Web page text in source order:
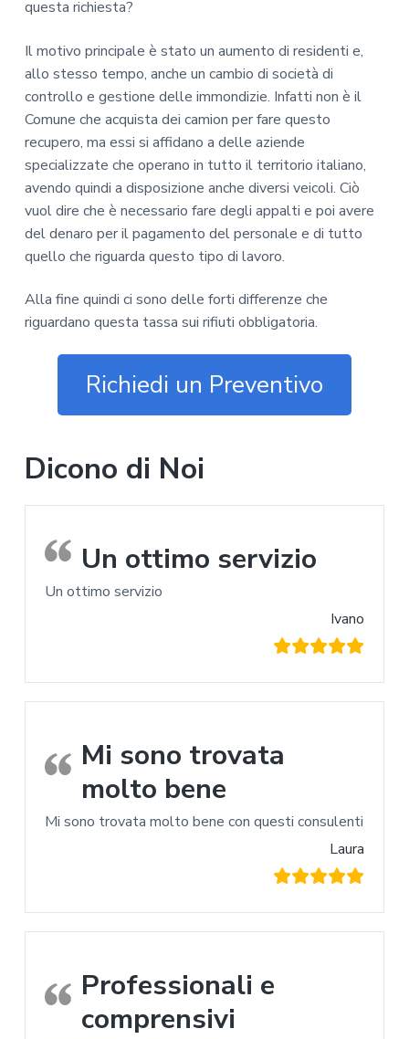
questa richiesta?
Il motivo principale è stato un aumento di residenti e,
allo stesso tempo, anche un cambio di società di
controllo e gestione delle immondizie. Infatti non è il
Comune che acquista dei camion per fare questo
recupero, ma essi si affidano a delle aziende
specializzate che operano in tutto il territorio italiano,
avendo quindi a disposizione anche diversi veicoli. Ciò
vuol dire che è necessario fare degli appalti e poi avere
del denaro per il pagamento del personale e di tutto
quello che riguarda questo tipo di lavoro.
Alla fine quindi ci sono delle forti differenze che
riguardano questa tassa sui rifiuti obbligatoria.
Richiedi un Preventivo
Dicono di Noi
Un ottimo servizio
Un ottimo servizio
Ivano
Mi sono trovata
molto bene
Mi sono trovata molto bene con questi consulenti
Laura
Professionali e
comprensivi